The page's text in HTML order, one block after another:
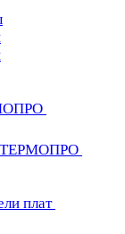
ТЕРМОПРО
плат